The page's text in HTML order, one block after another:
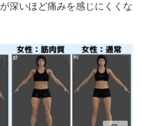
深いほど痛みを感じにくくな